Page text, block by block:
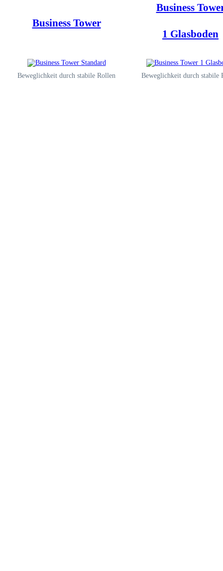
Business Tower
Business
1 Glasboden
Beweglichkeit durch stabile Rollen Beweglichkeit durch stabile